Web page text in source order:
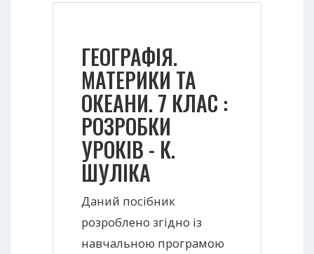
ГЕОГРАФІЯ.
МАТЕРИКИ ТА
ОКЕАНИ. 7 КЛАС :
РОЗРОБКИ
УРОКІВ - К.
ШУЛІКА
Даний посібник
розроблено згідно із
навчальною програмою